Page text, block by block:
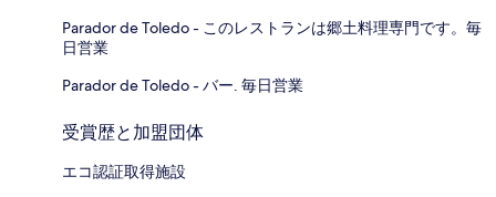
Parador de Toledo - このレストランは郷土料理専門です。毎
日営業
Parador de Toledo - バー. 毎日営業
受賞歴と加盟団体
エコ認証取得施設